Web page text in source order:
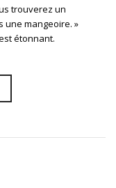
trouverez un
une mangeoire. »
étonnant.